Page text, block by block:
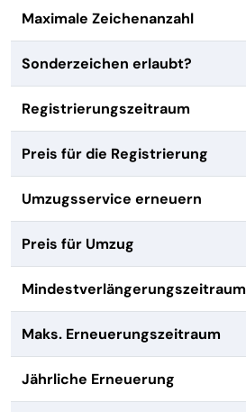
Maximale Zeichenanzahl
Sonderzeichen erlaubt?
Registrierungszeitraum
Preis für die Registrierung
Umzugsservice erneuern
Preis für Umzug
Mindestverlängerungszeitraum
Maks. Erneuerungszeitraum
Jährliche Erneuerung